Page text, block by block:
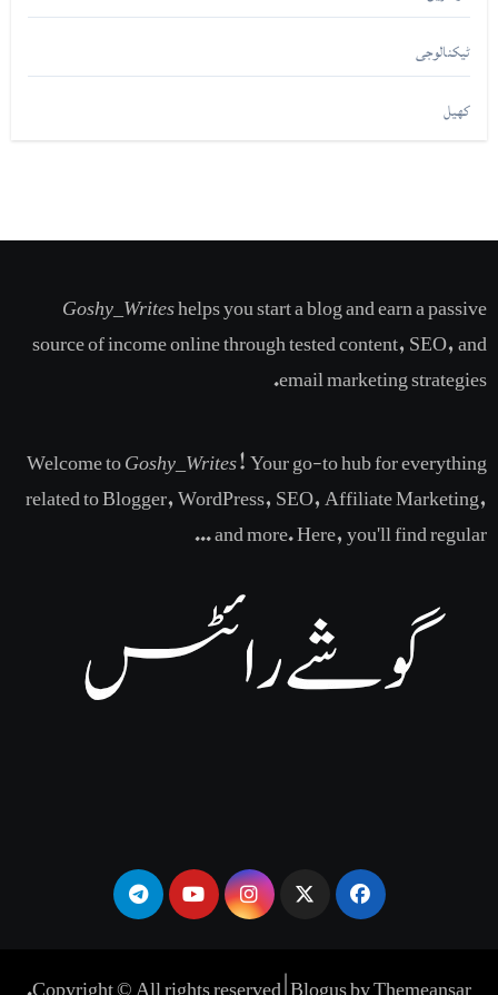
ٹیکنالوجی
کھیل
Goshy_Writeshelps you start a blog and earn a passive
source of income online through tested content, SEO, and
email marketing strategies​.
Welcome toGoshy_Writes! Your go-to hub for everything
related to Blogger, WordPress, SEO, Affiliate Marketing,
and more. Here, you'll find regular ...
Copyright © All rights reserved|BlogusbyThemeansar
.